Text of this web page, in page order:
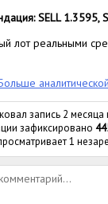
SELL 1.3595,
лот реальными
запись 2 месяца
зафиксировано
1